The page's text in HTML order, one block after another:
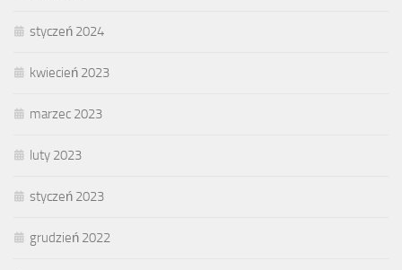
styczeń 2024
kwiecień 2023
marzec 2023
luty 2023
styczeń 2023
grudzień 2022